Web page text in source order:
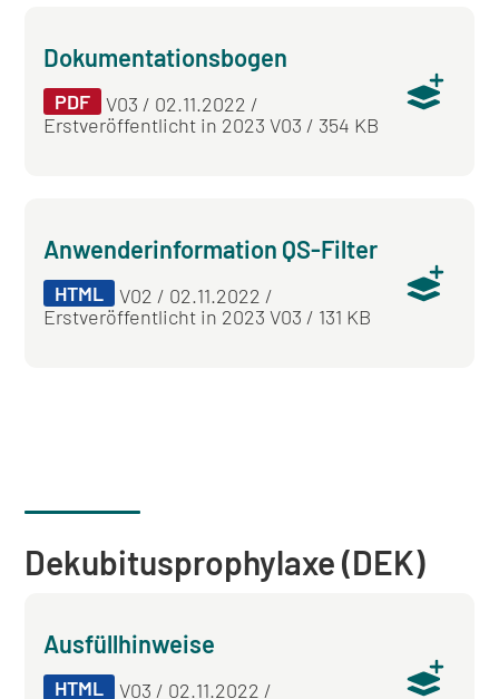
Dokumentationsbogen
PDF
V03 / 02.11.2022 /
Erstveröffentlicht in 2023 V03 / 354 KB
Anwenderinformation QS-Filter
HTML
V02 / 02.11.2022 /
Erstveröffentlicht in 2023 V03 / 131 KB
Dekubitusprophylaxe (DEK)
Ausfüllhinweise
HTML
V03 / 02.11.2022 /